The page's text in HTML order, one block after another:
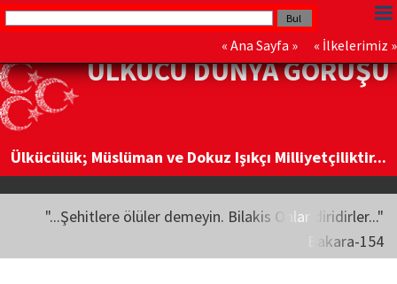
« Ana Sayfa » « İlkelerimiz »
ÜLKÜCÜ DÜNYA GÖRÜŞÜ
Ülkücülük; Müslüman ve Dokuz Işıkçı Milliyetçiliktir...
"...Şehitlere ölüler demeyin. Bilakis Onlar diridirler..."
Bakara-154